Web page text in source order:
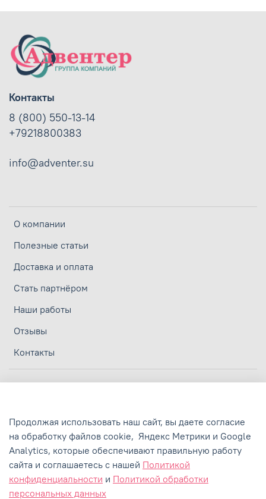
О компании
Полезные статьи
Доставка и оплата
Стать партнёром
Наши работы
Отзывы
Контакты
Личный кабинет
Политика обработки персональных данных
Пользовательское соглашение
Сертификаты и лицензии
Контакты
8 (800) 550-13-14
+79218800383
info@adventer.su
Продолжая использовать наш сайт, вы даете согласие
на обработку файлов cookie, Яндекс Метрики и Google
Analytics, которые обеспечивают правильную работу
сайта и соглашаетесь с нашей Политикой
конфиденциальности и Политикой обработки
персональных данных